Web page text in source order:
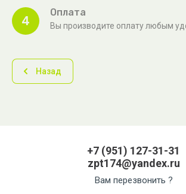
4
Оплата
Вы производите оплату любым
Назад
+7 (951) 127-31-31
zpt174@yandex.ru
Вам перезвонить ?